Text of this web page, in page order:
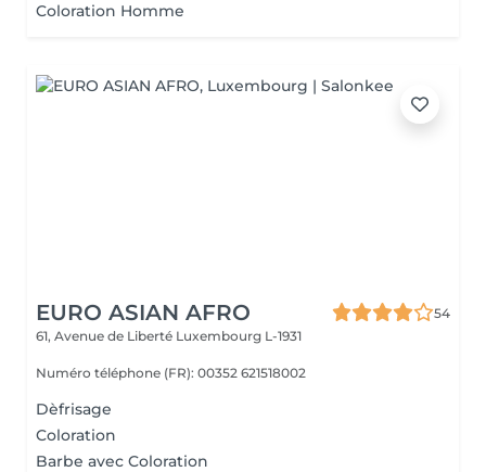
Coloration Homme
EURO ASIAN AFRO
54
61, Avenue de Liberté Luxembourg L-1931
Numéro téléphone (FR): 00352 621518002
Dèfrisage
Coloration
Barbe avec Coloration